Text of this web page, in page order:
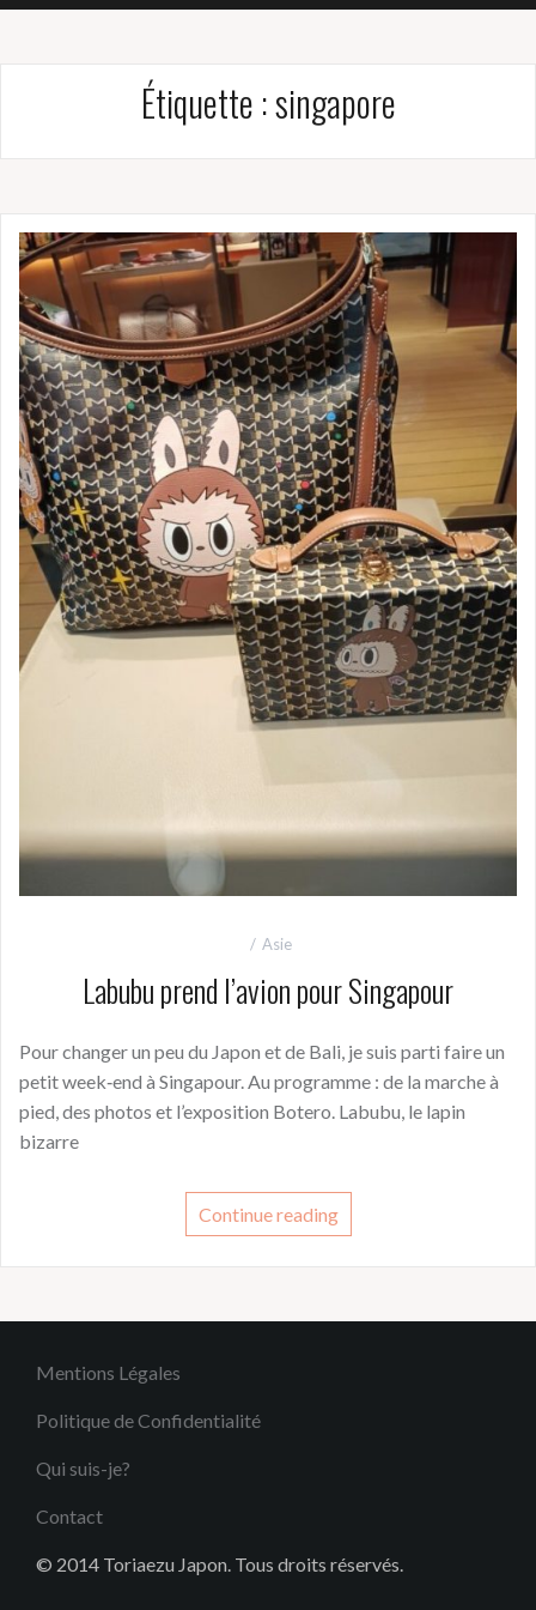
Étiquette :singapore
Asie
Labubu prend l’avion pour Singapour
Pour changer un peu du Japon et de Bali, je suis parti faire un
petit week‑end à Singapour. Au programme : de la marche à
pied, des photos et l’exposition Botero. Labubu, le lapin
bizarre
Continue reading
Mentions Légales
Politique de Confidentialité
Qui suis-je?
Contact
© 2014 Toriaezu Japon. Tous droits réservés.